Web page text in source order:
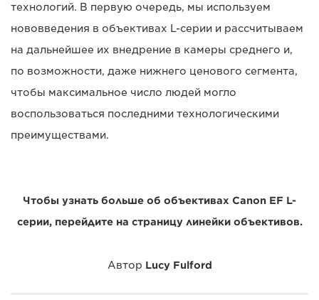
технологий. В первую очередь, мы используем
нововведения в объективах L-серии и рассчитываем
на дальнейшее их внедрение в камеры среднего и,
по возможности, даже нижнего ценового сегмента,
чтобы максимальное число людей могло
воспользоваться последними технологическими
преимуществами.
Чтобы узнать больше об объективах Canon EF L-
серии, перейдите на страницу линейки объективов.
Автор Lucy Fulford